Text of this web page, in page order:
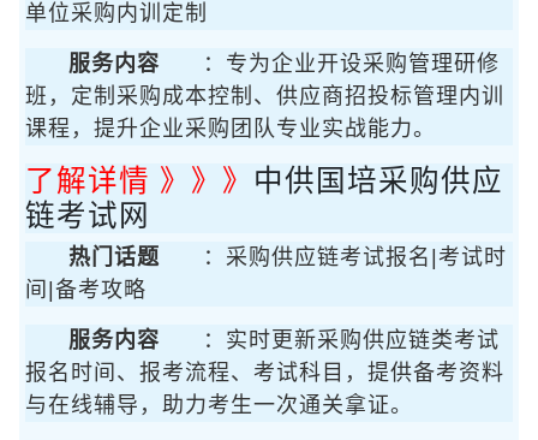
单位采购内训定制
服务内容
：专为企业开设采购管理研修
班，定制采购成本控制、供应商招投标管理内训
课程，提升企业采购团队专业实战能力。
了解详情 》》》 中供国培采购供应
链考试网
热门话题
：采购供应链考试报名|考试时
间|备考攻略
服务内容
：实时更新采购供应链类考试
报名时间、报考流程、考试科目，提供备考资料
与在线辅导，助力考生一次通关拿证。